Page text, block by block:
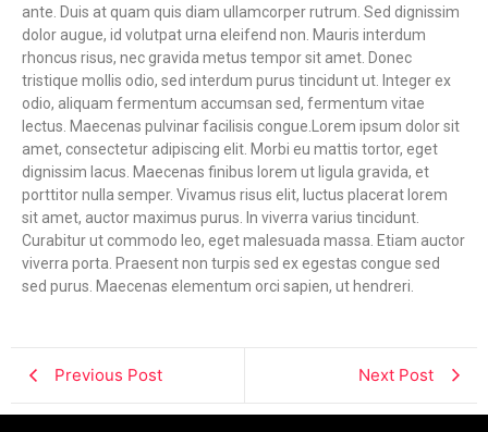
ante. Duis at quam quis diam ullamcorper rutrum. Sed dignissim
dolor augue, id volutpat urna eleifend non. Mauris interdum
rhoncus risus, nec gravida metus tempor sit amet. Donec
tristique mollis odio, sed interdum purus tincidunt ut. Integer ex
odio, aliquam fermentum accumsan sed, fermentum vitae
lectus. Maecenas pulvinar facilisis congue.Lorem ipsum dolor sit
amet, consectetur adipiscing elit. Morbi eu mattis tortor, eget
dignissim lacus. Maecenas finibus lorem ut ligula gravida, et
porttitor nulla semper. Vivamus risus elit, luctus placerat lorem
sit amet, auctor maximus purus. In viverra varius tincidunt.
Curabitur ut commodo leo, eget malesuada massa. Etiam auctor
viverra porta. Praesent non turpis sed ex egestas congue sed
sed purus. Maecenas elementum orci sapien, ut hendreri.
Previous Post Next Post